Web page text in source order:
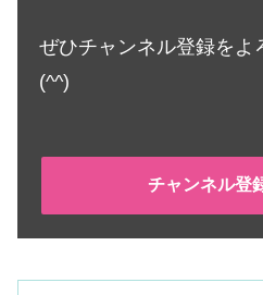
ぜひチャンネル登録をよ
(^^)
チャンネル登